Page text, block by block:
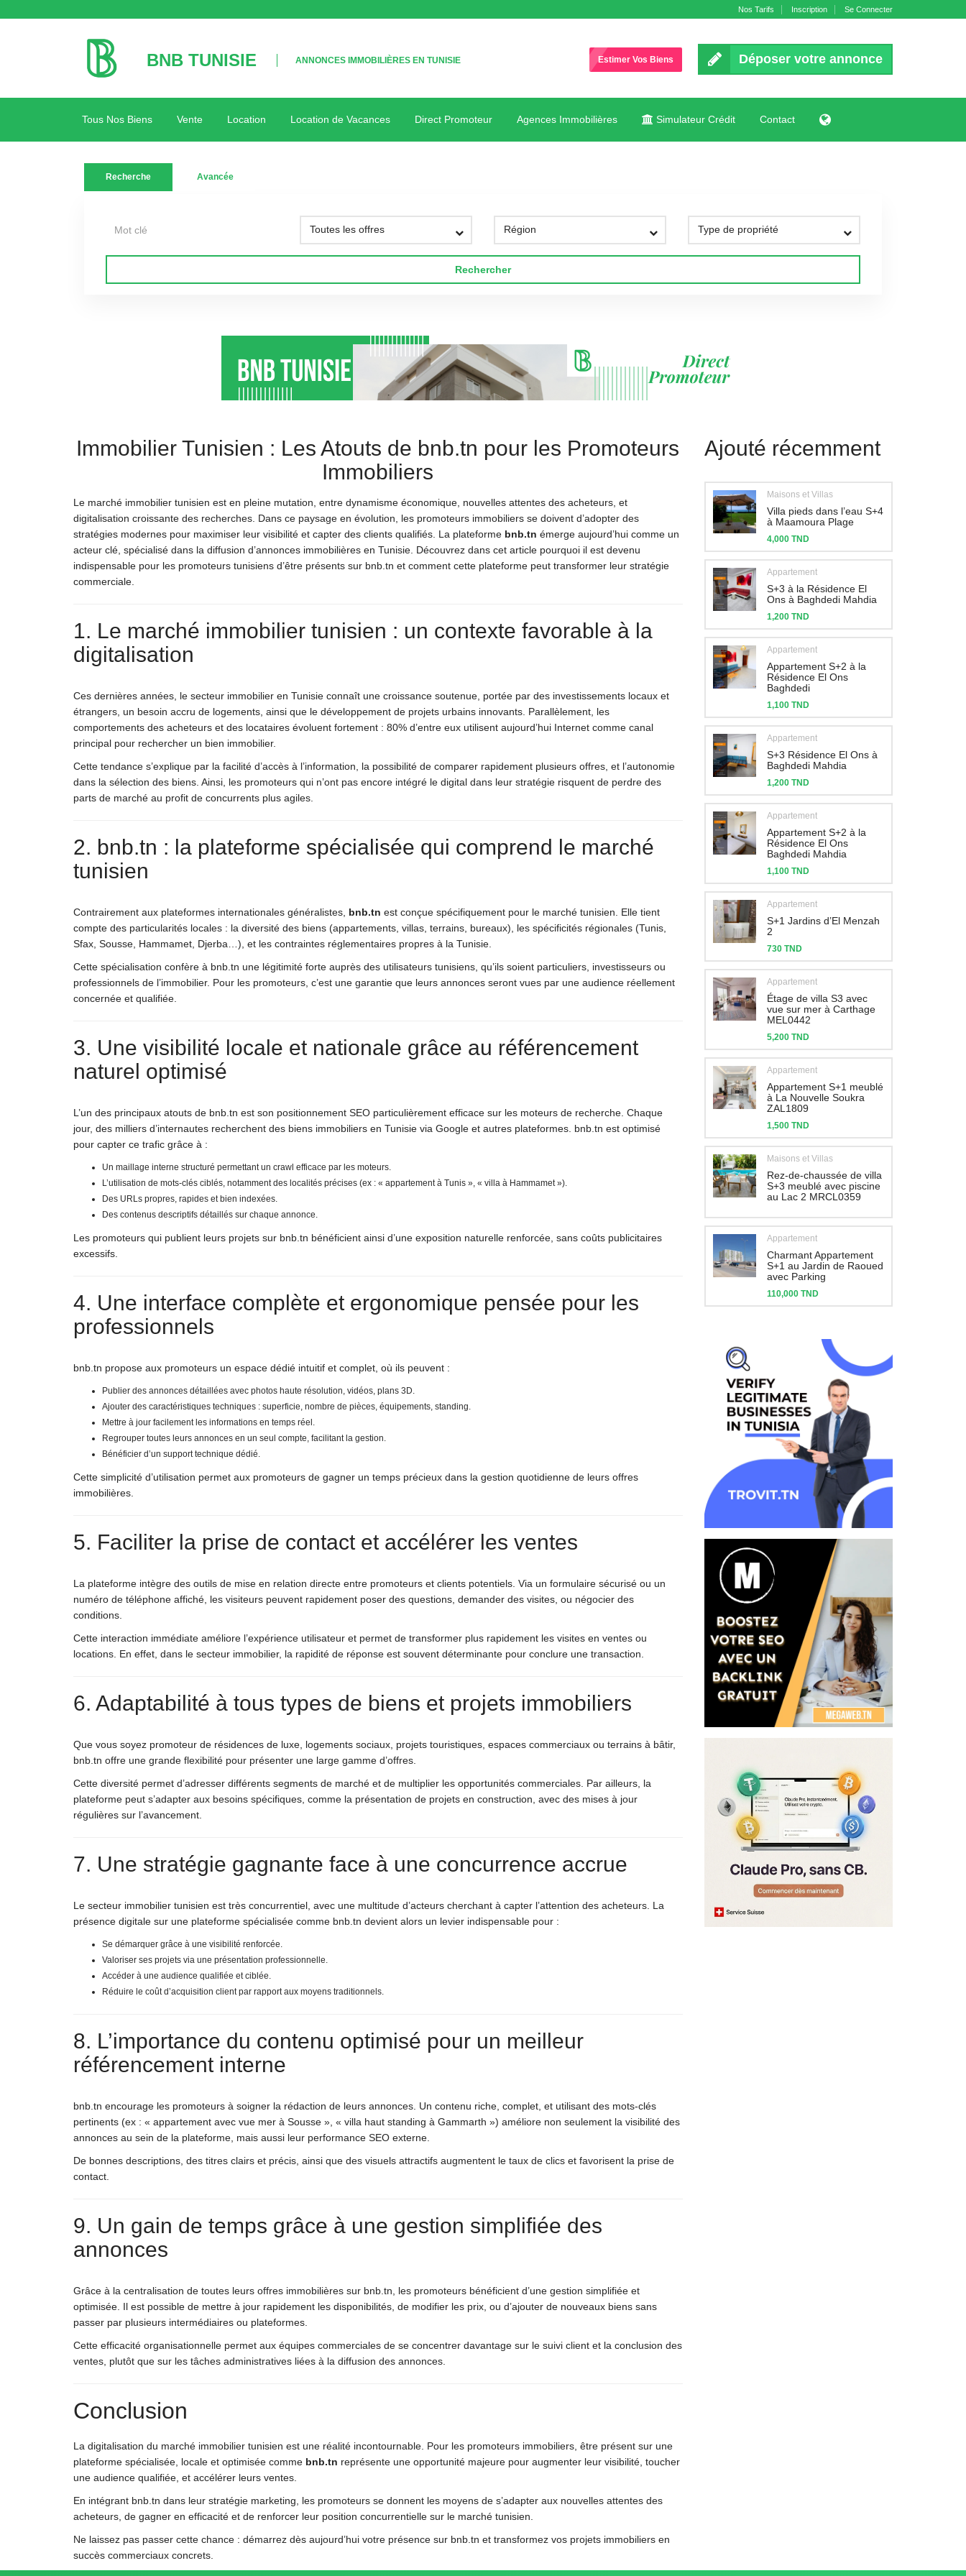
Nos Tarifs Inscription Se Connecter
BNB TUNISIE ANNONCES IMMOBILIÈRES EN TUNISIE Estimer Vos Biens Déposer votre annonce
Tous Nos Biens Vente Location Location de Vacances Direct Promoteur Agences Immobilières Simulateur Crédit Contact
Recherche Avancée
Rechercher
Immobilier Tunisien : Les Atouts de bnb.tn pour les Promoteurs
Immobiliers
Le marché immobilier tunisien est en pleine mutation, entre dynamisme économique, nouvelles attentes des acheteurs, et
digitalisation croissante des recherches. Dans ce paysage en évolution, les promoteurs immobiliers se doivent d’adopter des
stratégies modernes pour maximiser leur visibilité et capter des clients qualifiés. La plateforme bnb.tn émerge aujourd’hui comme un
acteur clé, spécialisé dans la diffusion d’annonces immobilières en Tunisie. Découvrez dans cet article pourquoi il est devenu
indispensable pour les promoteurs tunisiens d’être présents sur bnb.tn et comment cette plateforme peut transformer leur stratégie
commerciale.
1. Le marché immobilier tunisien : un contexte favorable à la
digitalisation
Ces dernières années, le secteur immobilier en Tunisie connaît une croissance soutenue, portée par des investissements locaux et
étrangers, un besoin accru de logements, ainsi que le développement de projets urbains innovants. Parallèlement, les
comportements des acheteurs et des locataires évoluent fortement : 80% d’entre eux utilisent aujourd’hui Internet comme canal
principal pour rechercher un bien immobilier.
Cette tendance s’explique par la facilité d’accès à l’information, la possibilité de comparer rapidement plusieurs offres, et l’autonomie
dans la sélection des biens. Ainsi, les promoteurs qui n’ont pas encore intégré le digital dans leur stratégie risquent de perdre des
parts de marché au profit de concurrents plus agiles.
2. bnb.tn : la plateforme spécialisée qui comprend le marché
tunisien
Contrairement aux plateformes internationales généralistes, bnb.tn est conçue spécifiquement pour le marché tunisien. Elle tient
compte des particularités locales : la diversité des biens (appartements, villas, terrains, bureaux), les spécificités régionales (Tunis,
Sfax, Sousse, Hammamet, Djerba…), et les contraintes réglementaires propres à la Tunisie.
Cette spécialisation confère à bnb.tn une légitimité forte auprès des utilisateurs tunisiens, qu’ils soient particuliers, investisseurs ou
professionnels de l’immobilier. Pour les promoteurs, c’est une garantie que leurs annonces seront vues par une audience réellement
concernée et qualifiée.
3. Une visibilité locale et nationale grâce au référencement
naturel optimisé
L’un des principaux atouts de bnb.tn est son positionnement SEO particulièrement efficace sur les moteurs de recherche. Chaque
jour, des milliers d’internautes recherchent des biens immobiliers en Tunisie via Google et autres plateformes. bnb.tn est optimisé
pour capter ce trafic grâce à :
Un maillage interne structuré permettant un crawl efficace par les moteurs.
L’utilisation de mots-clés ciblés, notamment des localités précises (ex : « appartement à Tunis », « villa à Hammamet »).
Des URLs propres, rapides et bien indexées.
Des contenus descriptifs détaillés sur chaque annonce.
Les promoteurs qui publient leurs projets sur bnb.tn bénéficient ainsi d’une exposition naturelle renforcée, sans coûts publicitaires
excessifs.
4. Une interface complète et ergonomique pensée pour les
professionnels
bnb.tn propose aux promoteurs un espace dédié intuitif et complet, où ils peuvent :
Publier des annonces détaillées avec photos haute résolution, vidéos, plans 3D.
Ajouter des caractéristiques techniques : superficie, nombre de pièces, équipements, standing.
Mettre à jour facilement les informations en temps réel.
Regrouper toutes leurs annonces en un seul compte, facilitant la gestion.
Bénéficier d’un support technique dédié.
Cette simplicité d’utilisation permet aux promoteurs de gagner un temps précieux dans la gestion quotidienne de leurs offres
immobilières.
5. Faciliter la prise de contact et accélérer les ventes
La plateforme intègre des outils de mise en relation directe entre promoteurs et clients potentiels. Via un formulaire sécurisé ou un
numéro de téléphone affiché, les visiteurs peuvent rapidement poser des questions, demander des visites, ou négocier des
conditions.
Cette interaction immédiate améliore l’expérience utilisateur et permet de transformer plus rapidement les visites en ventes ou
locations. En effet, dans le secteur immobilier, la rapidité de réponse est souvent déterminante pour conclure une transaction.
6. Adaptabilité à tous types de biens et projets immobiliers
Que vous soyez promoteur de résidences de luxe, logements sociaux, projets touristiques, espaces commerciaux ou terrains à bâtir,
bnb.tn offre une grande flexibilité pour présenter une large gamme d’offres.
Cette diversité permet d’adresser différents segments de marché et de multiplier les opportunités commerciales. Par ailleurs, la
plateforme peut s’adapter aux besoins spécifiques, comme la présentation de projets en construction, avec des mises à jour
régulières sur l’avancement.
7. Une stratégie gagnante face à une concurrence accrue
Le secteur immobilier tunisien est très concurrentiel, avec une multitude d’acteurs cherchant à capter l’attention des acheteurs. La
présence digitale sur une plateforme spécialisée comme bnb.tn devient alors un levier indispensable pour :
Se démarquer grâce à une visibilité renforcée.
Valoriser ses projets via une présentation professionnelle.
Accéder à une audience qualifiée et ciblée.
Réduire le coût d’acquisition client par rapport aux moyens traditionnels.
8. L’importance du contenu optimisé pour un meilleur
référencement interne
bnb.tn encourage les promoteurs à soigner la rédaction de leurs annonces. Un contenu riche, complet, et utilisant des mots-clés
pertinents (ex : « appartement avec vue mer à Sousse », « villa haut standing à Gammarth ») améliore non seulement la visibilité des
annonces au sein de la plateforme, mais aussi leur performance SEO externe.
De bonnes descriptions, des titres clairs et précis, ainsi que des visuels attractifs augmentent le taux de clics et favorisent la prise de
contact.
9. Un gain de temps grâce à une gestion simplifiée des
annonces
Grâce à la centralisation de toutes leurs offres immobilières sur bnb.tn, les promoteurs bénéficient d’une gestion simplifiée et
optimisée. Il est possible de mettre à jour rapidement les disponibilités, de modifier les prix, ou d’ajouter de nouveaux biens sans
passer par plusieurs intermédiaires ou plateformes.
Cette efficacité organisationnelle permet aux équipes commerciales de se concentrer davantage sur le suivi client et la conclusion des
ventes, plutôt que sur les tâches administratives liées à la diffusion des annonces.
Conclusion
La digitalisation du marché immobilier tunisien est une réalité incontournable. Pour les promoteurs immobiliers, être présent sur une
plateforme spécialisée, locale et optimisée comme bnb.tn représente une opportunité majeure pour augmenter leur visibilité, toucher
une audience qualifiée, et accélérer leurs ventes.
En intégrant bnb.tn dans leur stratégie marketing, les promoteurs se donnent les moyens de s’adapter aux nouvelles attentes des
acheteurs, de gagner en efficacité et de renforcer leur position concurrentielle sur le marché tunisien.
Ne laissez pas passer cette chance : démarrez dès aujourd’hui votre présence sur bnb.tn et transformez vos projets immobiliers en
succès commerciaux concrets.
Ajouté récemment
Maisons et Villas
Villa pieds dans l’eau S+4
à Maamoura Plage
4,000 TND
Appartement
S+3 à la Résidence El
Ons à Baghdedi Mahdia
1,200 TND
Appartement
Appartement S+2 à la
Résidence El Ons
Baghdedi
1,100 TND
Appartement
S+3 Résidence El Ons à
Baghdedi Mahdia
1,200 TND
Appartement
Appartement S+2 à la
Résidence El Ons
Baghdedi Mahdia
1,100 TND
Appartement
S+1 Jardins d’El Menzah
2
730 TND
Appartement
Étage de villa S3 avec
vue sur mer à Carthage
MEL0442
5,200 TND
Appartement
Appartement S+1 meublé
à La Nouvelle Soukra
ZAL1809
1,500 TND
Maisons et Villas
Rez-de-chaussée de villa
S+3 meublé avec piscine
au Lac 2 MRCL0359
Appartement
Charmant Appartement
S+1 au Jardin de Raoued
avec Parking
110,000 TND